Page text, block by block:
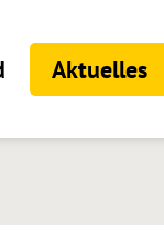
Aktuelles